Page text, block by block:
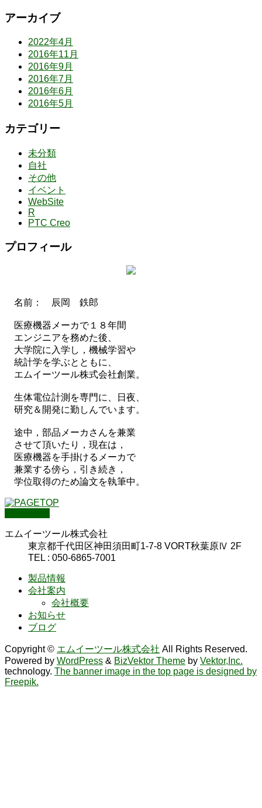
アーカイブ
2022年4月
2016年11月
2016年9月
2016年7月
2016年6月
2016年5月
カテゴリー
未分類
自社
その他
イベント
WebSite
R
PTC Creo
プロフィール
名前： 辰岡 鉄郎
医療機器メーカで１８年間
エンジニアを務めた後、
大学院に入学し，機械学習や
統計学を学ぶとともに、
エムイーツール株式会社創業。
生体電位計測を専門に、日夜、
研究＆開発に勤しんでいます。
途中，部品メーカさんを兼業
させて頂いたり，現在は，
医療機器を手掛けるメーカで
兼業する傍ら，引き続き，
学位取得のため論文を執筆中。
エムイーツール株式会社
東京都千代田区神田須田町1-7-8 VORT秋葉原Ⅳ 2F
TEL : 050-6865-7001
製品情報
会社案内
会社概要
お知らせ
ブログ
Copyright © エムイーツール株式会社 All Rights Reserved.
Powered by WordPress & BizVektor Theme by Vektor,Inc.
technology. The banner image in the top page is designed by
Freepik.